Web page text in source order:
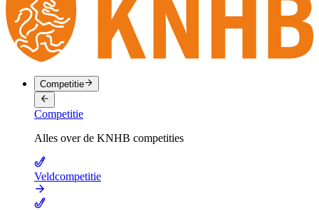
Competitie
Competitie
Alles over de KNHB competities
Veldcompetitie